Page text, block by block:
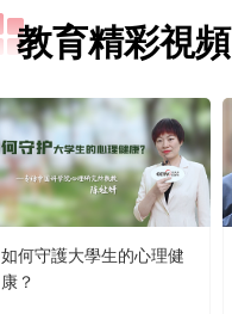
教育精彩視頻
如何守護大學生的心理健
康？